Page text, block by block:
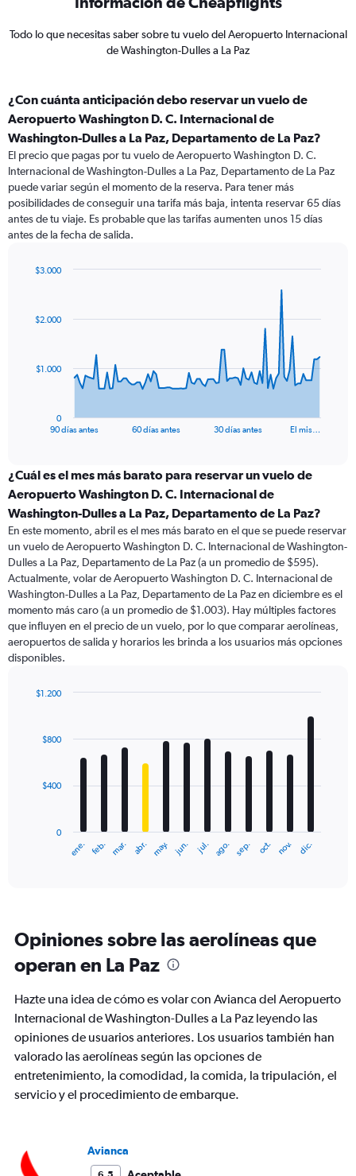
Todo lo que necesitas saber sobre tu vuelo del Aeropuerto Internacional
de Washington-Dulles a La Paz
¿Con cuánta anticipación debo reservar un vuelo de
Aeropuerto Washington D. C. Internacional de
Washington-Dulles a La Paz, Departamento de La Paz?
El precio que pagas por tu vuelo de Aeropuerto Washington D. C.
Internacional de Washington-Dulles a La Paz, Departamento de La Paz
puede variar según el momento de la reserva. Para tener más
posibilidades de conseguir una tarifa más baja, intenta reservar 65 días
antes de tu viaje. Es probable que las tarifas aumenten unos 15 días
antes de la fecha de salida.
data
The
categories.
Range:
91
categories.
The
chart
has
1
Y
axis
displaying
values.
Range:
3000.
90 días antes 60 días antes 30 días antes El mis…
0
$1.000
$2.000
$3.000
¿Cuál es el mes más barato para reservar un vuelo de
Aeropuerto Washington D. C. Internacional de
Washington-Dulles a La Paz, Departamento de La Paz?
En este momento, abril es el mes más barato en el que se puede reservar
un vuelo de Aeropuerto Washington D. C. Internacional de Washington-
Dulles a La Paz, Departamento de La Paz (a un promedio de $595).
Actualmente, volar de Aeropuerto Washington D. C. Internacional de
Washington-Dulles a La Paz, Departamento de La Paz en diciembre es el
momento más caro (a un promedio de $1.003). Hay múltiples factores
que influyen en el precio de un vuelo, por lo que comparar aerolíneas,
aeropuertos de salida y horarios les brinda a los usuarios más opciones
disponibles.
with
The
categories.
chart
1
Y
axis
values.
Range:
0
ene. feb. mar. abr. may. jun. jul. ago. sep. oct. nov. dic.
0
$400
$800
$1.200
Opiniones sobre las aerolíneas que
operan en La Paz
Hazte una idea de cómo es volar con Avianca del Aeropuerto
Internacional de Washington-Dulles a La Paz leyendo las
opiniones de usuarios anteriores. Los usuarios también han
valorado las aerolíneas según las opciones de
entretenimiento, la comodidad, la comida, la tripulación, el
servicio y el procedimiento de embarque.
Avianca